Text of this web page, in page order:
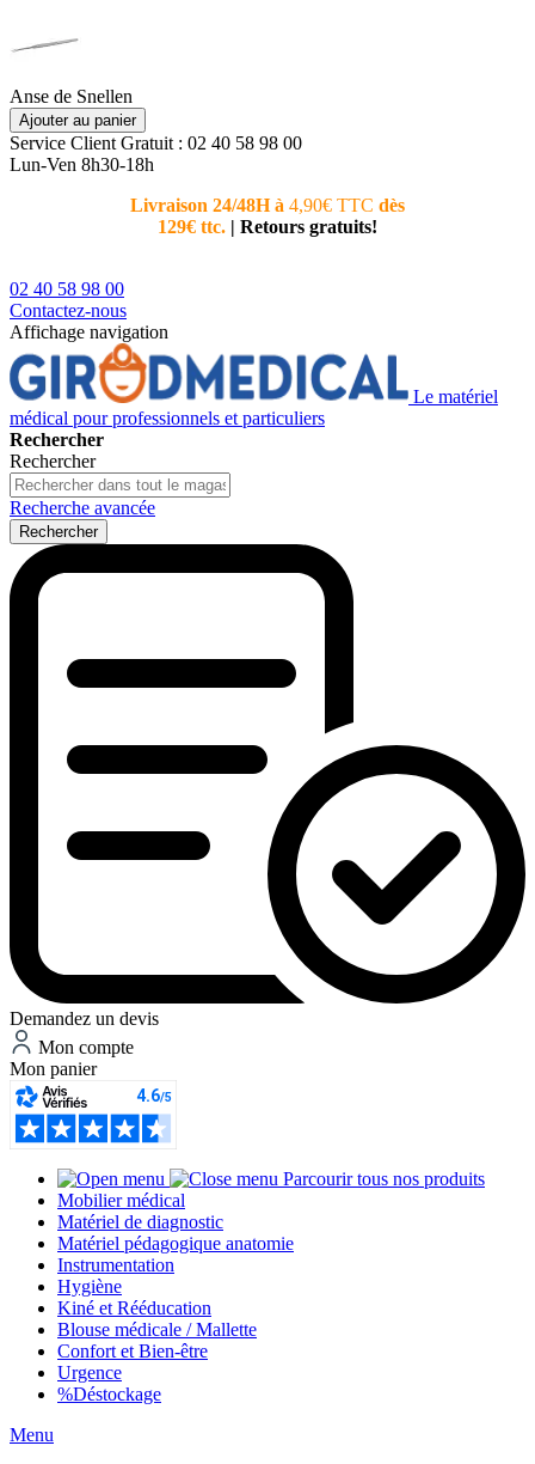
Anse de Snellen
Ajouter au panier
Service Client Gratuit : 02 40 58 98 00
Lun-Ven 8h30-18h
Livraison 24/48H à 4,90€ TTC dès
129€ ttc. | Retours gratuits!
02 40 58 98 00
Contactez-nous
Affichage navigation
Le matériel
médical pour professionnels et particuliers
Rechercher
Rechercher
Recherche avancée
Rechercher
Demandez un devis
Mon compte
Mon panier
Parcourir tous nos produits
Mobilier médical
Matériel de diagnostic
Matériel pédagogique anatomie
Instrumentation
Hygiène
Kiné et Rééducation
Blouse médicale / Mallette
Confort et Bien-être
Urgence
%Déstockage
Menu